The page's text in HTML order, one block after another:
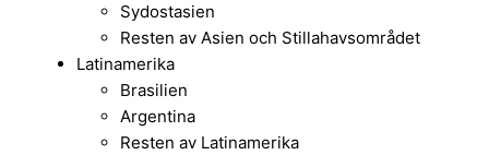
Sydostasien
Resten av Asien och Stillahavsområdet
Latinamerika
Brasilien
Argentina
Resten av Latinamerika